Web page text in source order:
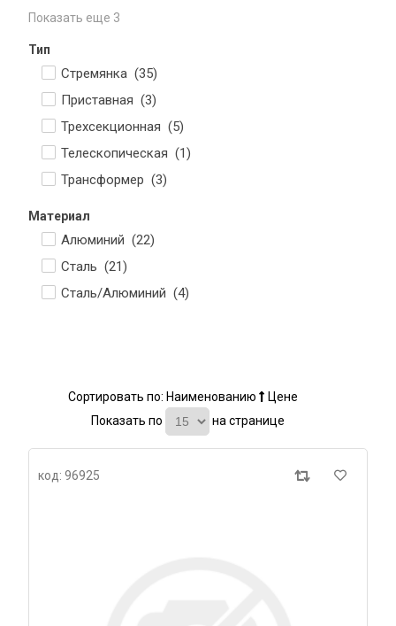
Показать еще 3
Тип
Стремянка (35)
Приставная (3)
Трехсекционная (5)
Телескопическая (1)
Трансформер (3)
Материал
Алюминий (22)
Сталь (21)
Сталь/Алюминий (4)
Сортировать по: Наименованию
Цене
Показать по
на странице
код: 96925